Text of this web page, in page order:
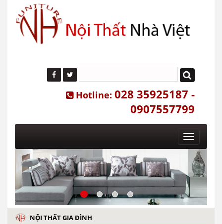
Hotline: 028 35925187 -
0907557799
Toggle
NỘI THẤT GIA ĐÌNH